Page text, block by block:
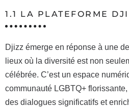
1.1 LA PLATEFORME
Djizz émerge en réponse à une
lieux où la diversité est non
célébrée. C’est un espace
communauté LGBTQ+
des dialogues significatifs et